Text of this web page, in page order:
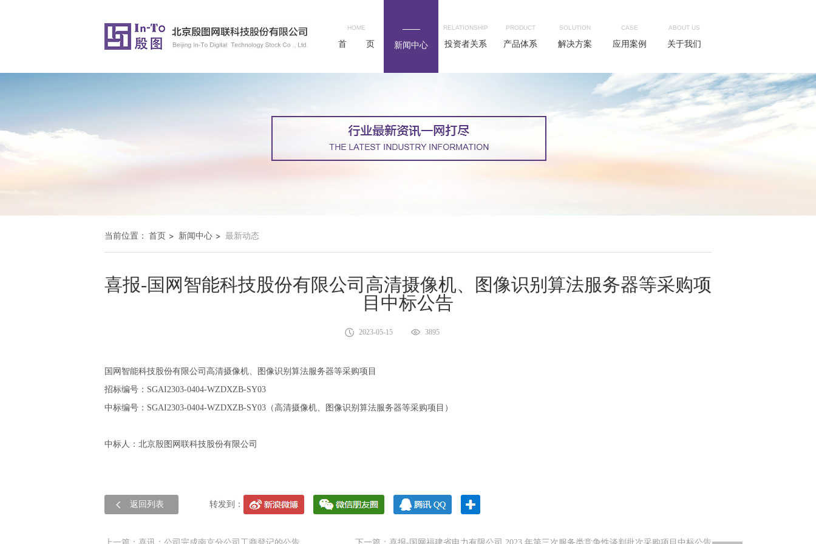
HOME
首 页 新闻中心
RELATIONSHIP
投资者关系
PRODUCT
产品体系
SOLUTION
解决方案
CASE
应用案例
ABOUT US
关于我们
当前位置： 首页 新闻中心 最新动态
喜报-国网智能科技股份有限公司高清摄像机、图像识别算法服务器等采购项
目中标公告
2023-05-15 3895
国网智能科技股份有限公司高清摄像机、图像识别算法服务器等采购项目
招标编号：SGAI2303-0404-WZDXZB-SY03
中标编号：SGAI2303-0404-WZDXZB-SY03（高清摄像机、图像识别算法服务器等采购项目）
中标人：北京殷图网联科技股份有限公司
返回列表 转发到：